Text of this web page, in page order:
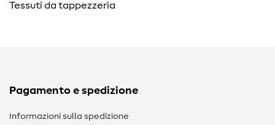
Tessuti da tappezzeria
Pagamento e spedizione
Informazioni sulla spedizione